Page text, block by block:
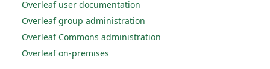
Overleaf user documentation
Overleaf group administration
Overleaf Commons administration
Overleaf on-premises